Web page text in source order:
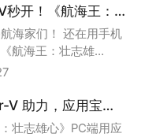
​Hyper-V秒开！《航海王：壮志雄心》键鼠+手柄畅玩指南：帧率拉满0卡顿，安全运行不断线
海家们！​ 还在用手机
航海王：壮志雄
放错技能气到摔手
? Hyper-V 助力，应用宝电脑版带你畅享《航海王：壮志雄心》极致体验！
：壮志雄心》PC端用应